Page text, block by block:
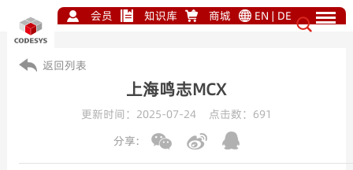
会员 知识库 商城 EN | DE
返回列表
上海鸣志MCX
更新时间：2025-07-24 点击数： 691
分享: